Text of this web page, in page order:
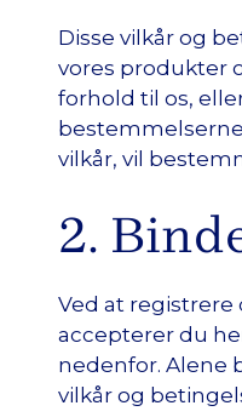
Disse vilkår og
vores produkter
forhold til os,
vilkår, vil
2.
Ved at
accepterer du
nedenfor. Alene
vilkår og